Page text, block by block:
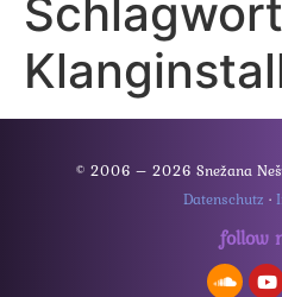
© 2006 – 2026 Snežana
Datenschutz ·
follow